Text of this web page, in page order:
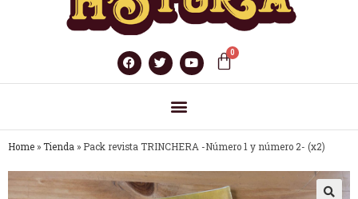
Home » Tienda » Pack revista TRINCHERA -Número 1 y número 2- (x2)